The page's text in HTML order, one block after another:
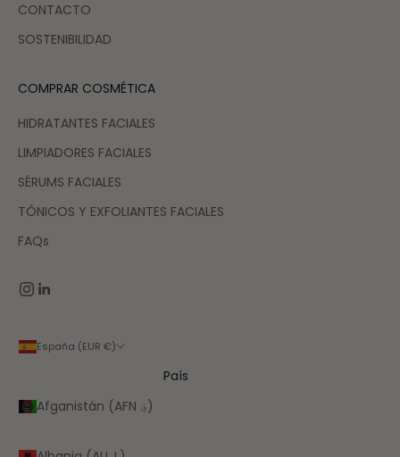
CONTACTO
SOSTENIBILIDAD
COMPRAR COSMÉTICA
HIDRATANTES FACIALES
LIMPIADORES FACIALES
SÉRUMS FACIALES
TÓNICOS Y EXFOLIANTES FACIALES
FAQs
España (EUR €)
País
Afganistán (AFN ؋)